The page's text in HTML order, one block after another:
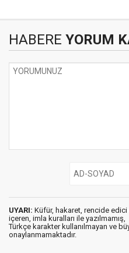
HABERE YORUM
UYARI: Küfür, hakaret, rencide edici
içeren, imla kuralları ile yazılmamış,
Türkçe karakter kullanılmayan ve
onaylanmamaktadır.